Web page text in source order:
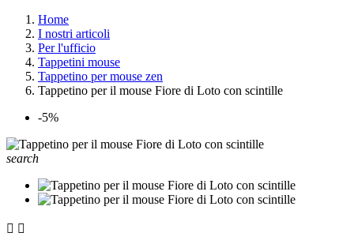
Home
I nostri articoli
Per l'ufficio
Tappetini mouse
Tappetino per mouse zen
Tappetino per il mouse Fiore di Loto con scintille
-5%
search
 